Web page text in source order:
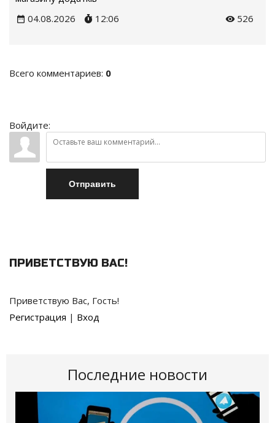
04.08.2026
12:06 526
Всего комментариев: 0
Войдите:
Отправить
ПРИВЕТСТВУЮ ВАС!
Приветствую Вас, Гость!
Регистрация | Вход
Последние новости